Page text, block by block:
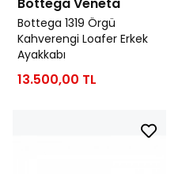
Bottega Veneta
Bottega 1319 Örgü
Kahverengi Loafer Erkek
Ayakkabı
13.500,00 TL